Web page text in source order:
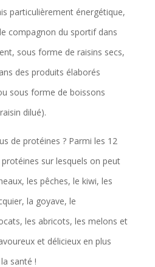
particulièrement énergétique,
compagnon du sportif dans
sous forme de raisins secs,
des produits élaborés
sous forme de boissons
dilué).
de protéines ? Parmi les 12
sur lesquels on peut
les pêches, le kiwi, les
la goyave, le
les abricots, les melons et
et délicieux en plus
santé !